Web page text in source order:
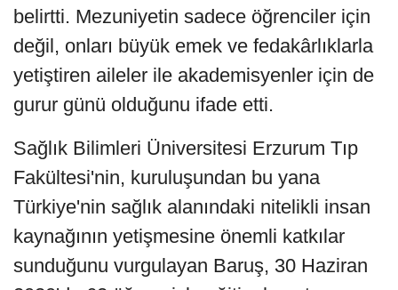
belirtti. Mezuniyetin sadece öğrenciler için
değil, onları büyük emek ve fedakârlıklarla
yetiştiren aileler ile akademisyenler için de
gurur günü olduğunu ifade etti.
Sağlık Bilimleri Üniversitesi Erzurum Tıp
Fakültesi'nin, kuruluşundan bu yana
Türkiye'nin sağlık alanındaki nitelikli insan
kaynağının yetişmesine önemli katkılar
sunduğunu vurgulayan Baruş, 30 Haziran